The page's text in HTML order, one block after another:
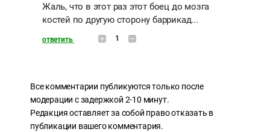
Жаль, что в этот раз этот боец до мозга
костей по другую сторону баррикад...
ответить 1
Все комментарии публикуются только после
модерации с задержкой 2-10 минут.
Редакция оставляет за собой право отказать в
публикации вашего комментария.